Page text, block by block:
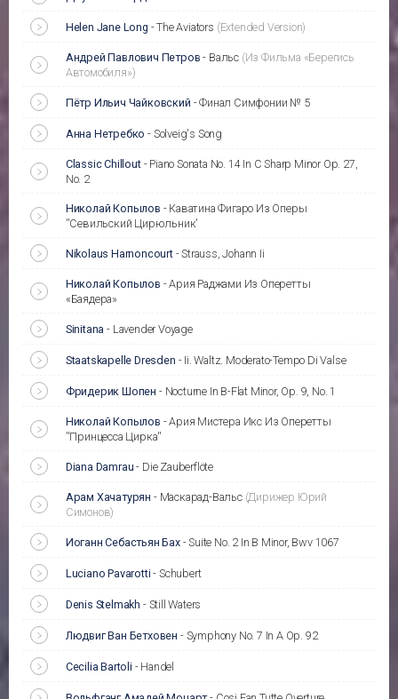
Helen Jane Long -The Aviators (Extended Version)
Андрей Павлович Петров - Вальс (Из Фильма «Берегись
Автомобиля»)
Пётр Ильич Чайковский -Финал Симфонии № 5
Анна Нетребко - Solveig's Song
Classic Chillout- Piano Sonata No. 14 In C Sharp Minor Op. 27,
No. 2
Николай Копылов - Каватина Фигаро Из Оперы
''Севильский Цирюльник'
Nikolaus Harnoncourt-Strauss, Johann Ii
Николай Копылов -Ария Раджами Из Оперетты
«Баядера»
Sinitana - Lavender Voyage
Staatskapelle Dresden - Ii. Waltz. Moderato-Tempo Di Valse
Фридерик Шопен - Nocturne In B-Flat Minor, Op. 9, No. 1
Николай Копылов -Ария Мистера Икс Из Оперетты
''Принцесса Цирка''
Diana Damrau - Die Zauberflöte
Арам Хачатурян - Маскарад-Вальс (Дирижер Юрий
Симонов)
Иоганн Себастьян Бах-Suite No. 2 In B Minor, Bwv 1067
Luciano Pavarotti - Schubert
Denis Stelmakh - Still Waters
Людвиг Ван Бетховен - Symphony No. 7 In A Op. 92
Cecilia Bartoli - Handel